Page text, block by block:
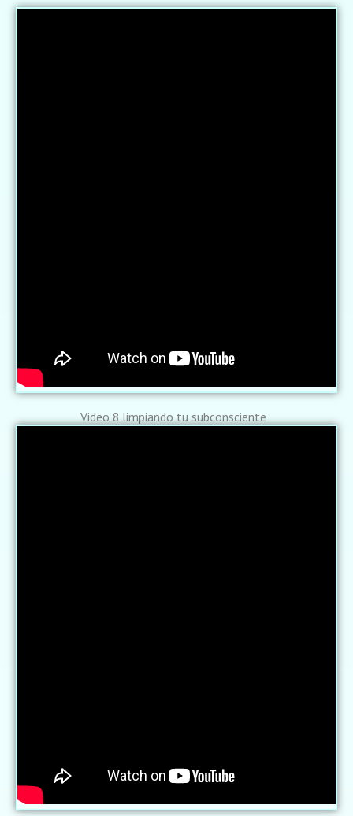
Video 8 limpiando tu subconsciente